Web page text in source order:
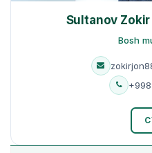
Sultanov
Bosh